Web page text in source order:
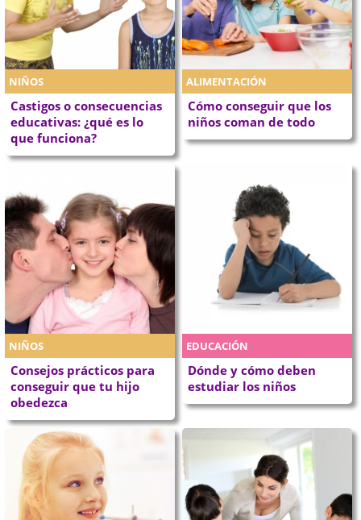
NIÑOS
Castigos o consecuencias
educativas: ¿qué es lo
que funciona?
ALIMENTACIÓN
Cómo conseguir que los
niños coman de todo
NIÑOS
Consejos prácticos para
conseguir que tu hijo
obedezca
EDUCACIÓN
Dónde y cómo deben
estudiar los niños